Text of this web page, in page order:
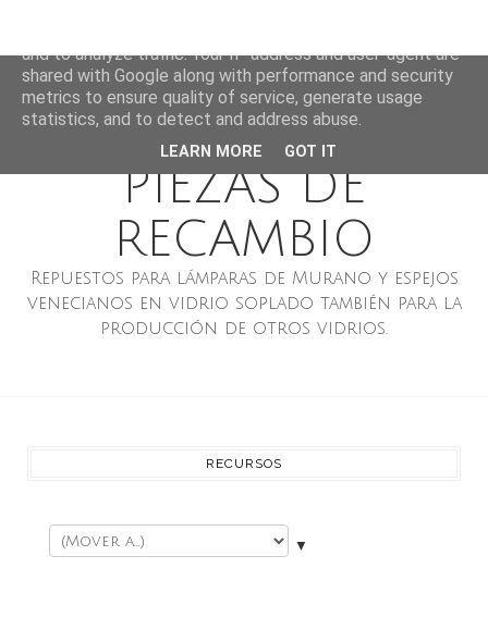
MURANO ESPEJOS
VENECIANOS Y
PIEZAS DE
RECAMBIO
Repuestos para lámparas de Murano y espejos
venecianos en vidrio soplado también para la
producción de otros vidrios.
RECURSOS
▼
and to analyze traffic. Your IP address and user-agent are
shared with Google along with performance and security
metrics to ensure quality of service, generate usage
statistics, and to detect and address abuse.
LEARN MORE GOT IT